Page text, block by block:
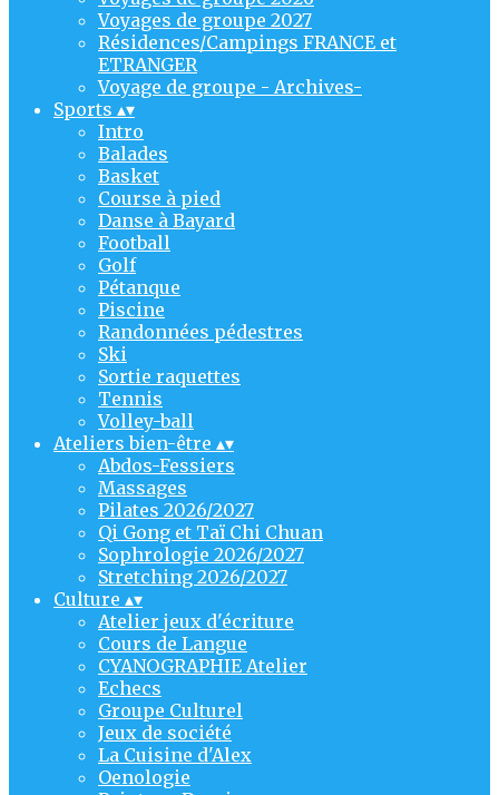
Voyages de groupe 2027
Résidences/Campings FRANCE et
ETRANGER
Voyage de groupe - Archives-
Sports ▴▾
Intro
Balades
Basket
Course à pied
Danse à Bayard
Football
Golf
Pétanque
Piscine
Randonnées pédestres
Ski
Sortie raquettes
Tennis
Volley-ball
Ateliers bien-être ▴▾
Abdos-Fessiers
Massages
Pilates 2026/2027
Qi Gong et Taï Chi Chuan
Sophrologie 2026/2027
Stretching 2026/2027
Culture ▴▾
Atelier jeux d'écriture
Cours de Langue
CYANOGRAPHIE Atelier
Echecs
Groupe Culturel
Jeux de société
La Cuisine d'Alex
Oenologie